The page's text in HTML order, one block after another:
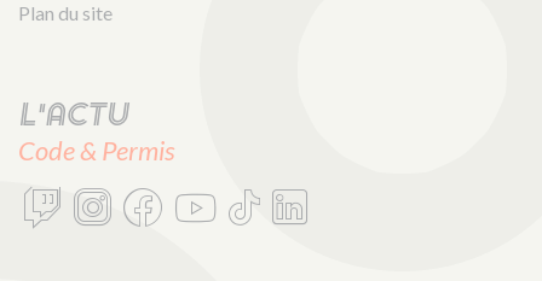
Plan du site
L'actu
Code & Permis